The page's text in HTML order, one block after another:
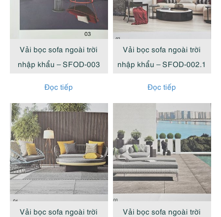
Vải bọc sofa ngoài trời
nhập khẩu – SFOD-003
Đọc tiếp
Vải bọc sofa ngoài trời
nhập khẩu – SFOD-002.1
Đọc tiếp
Vải bọc sofa ngoài trời
Vải bọc sofa ngoài trời